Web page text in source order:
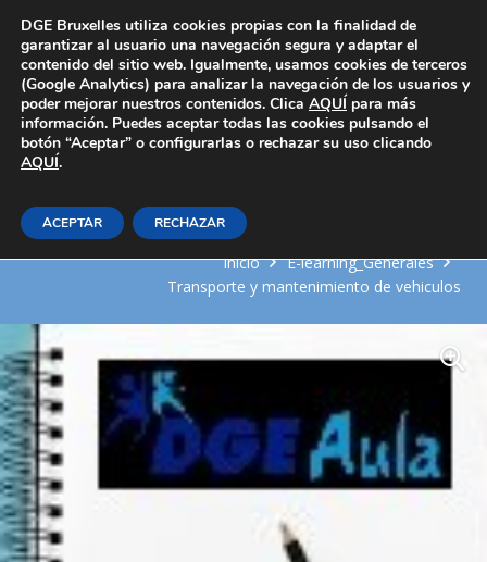
Área Privada
Técnicas de localización de
averías en motores
Inicio
E-learning_Generales
Transporte y mantenimiento de vehiculos
DGE Bruxelles utiliza cookies propias con la finalidad de
garantizar al usuario una navegación segura y adaptar el
contenido del sitio web. Igualmente, usamos cookies de terceros
(Google Analytics) para analizar la navegación de los usuarios y
poder mejorar nuestros contenidos. Clica AQUÍ para más
información. Puedes aceptar todas las cookies pulsando el
botón “Aceptar” o configurarlas o rechazar su uso clicando
AQUÍ.
ACEPTAR RECHAZAR